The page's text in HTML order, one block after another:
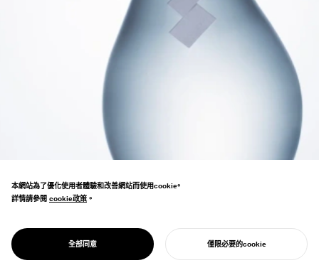
PROJECT
淨酎
計。憑藉精緻的瓶身和品牌設計榮獲眾多海外
本網站為了優化使用者體驗和改善網站而使用cookie。
詳情請參閱 cookie政策
cookie政策 。
全部同意 僅限必要的cookie